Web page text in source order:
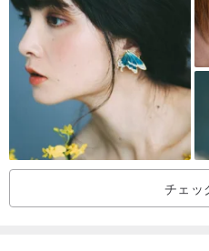
暖かい色を保つために天然シルク
用していない場合は速やかに酸
た袋に入れて保管してください
の布を使用して優しく拭き取り
との接触を避けることができま
露を避けてください。あなたがそ
い時間を伴うことができます！
チェッ